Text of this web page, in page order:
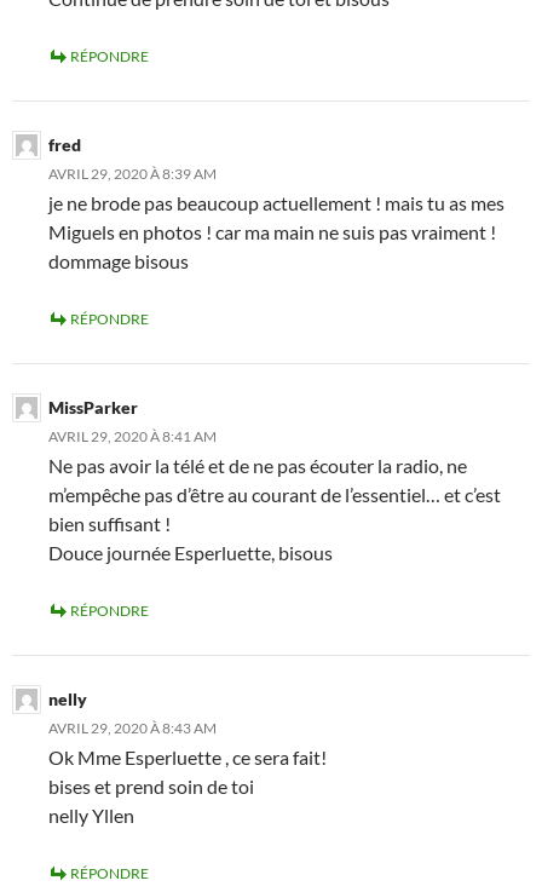
RÉPONDRE
fred
AVRIL 29, 2020 À 8:39 AM
je ne brode pas beaucoup actuellement ! mais tu as mes
Miguels en photos ! car ma main ne suis pas vraiment !
dommage bisous
RÉPONDRE
MissParker
AVRIL 29, 2020 À 8:41 AM
Ne pas avoir la télé et de ne pas écouter la radio, ne
m’empêche pas d’être au courant de l’essentiel… et c’est
bien suffisant !
Douce journée Esperluette, bisous
RÉPONDRE
nelly
AVRIL 29, 2020 À 8:43 AM
Ok Mme Esperluette , ce sera fait!
bises et prend soin de toi
nelly Yllen
RÉPONDRE